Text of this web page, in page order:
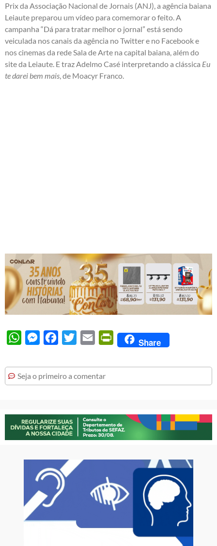
Prix da Associação Nacional de Jornais (ANJ), a agência baiana
Leiaute preparou um vídeo para comemorar o feito. A
campanha “Dá para tratar melhor o jornal” está sendo
veiculada nos canais da agência no Twitter e no Facebook e
nos cinemas da rede Sala de Arte na capital baiana, além do
site da Leiaute. E traz Adelmo Casé interpretando a clássica Eu
te darei bem mais, de Moacyr Franco.
WhatsAppMessengerFacebook
Twitter Email PrintFriendly
Share
Seja o primeiro a comentar